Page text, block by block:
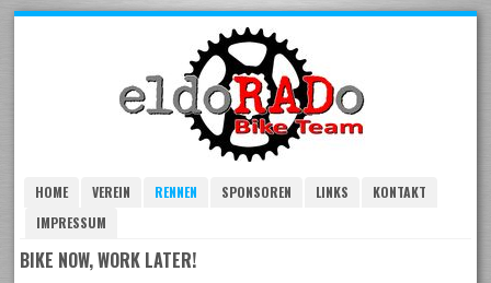
HOME VEREIN RENNEN SPONSOREN LINKS
KONTAKT
IMPRESSUM
BIKE NOW, WORK LATER!